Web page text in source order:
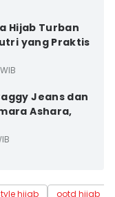
Hijab Turban
yang Praktis
Jeans dan
Ashara,
hijab
ootd hijab